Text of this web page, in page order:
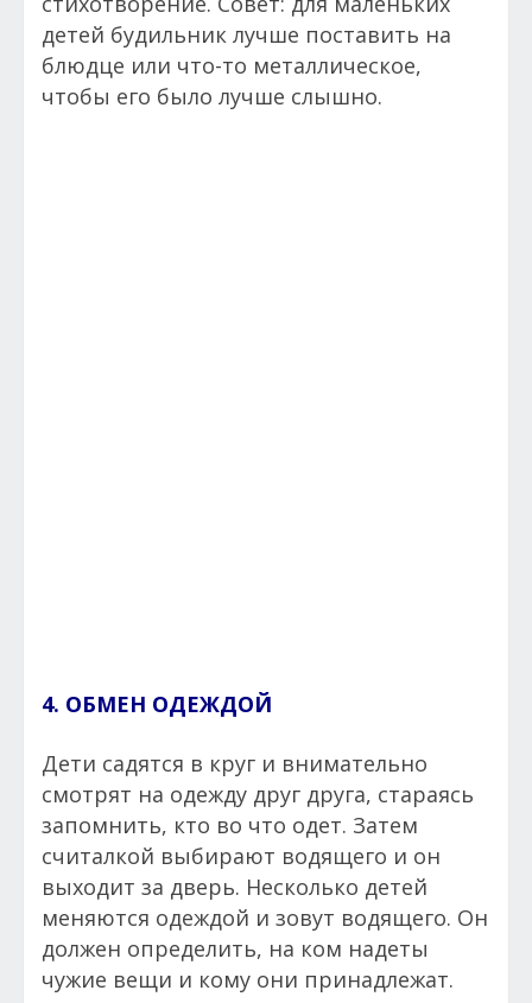
детей будильник лучше поставить на
блюдце или что-то металлическое,
чтобы его было лучше слышно.
4. ОБМЕН ОДЕЖДОЙ
Дети садятся в круг и внимательно
смотрят на одежду друг друга, стараясь
запомнить, кто во что одет. Затем
считалкой выбирают водящего и он
выходит за дверь. Несколько детей
меняются одеждой и зовут водящего. Он
должен определить, на ком надеты
чужие вещи и кому они принадлежат.